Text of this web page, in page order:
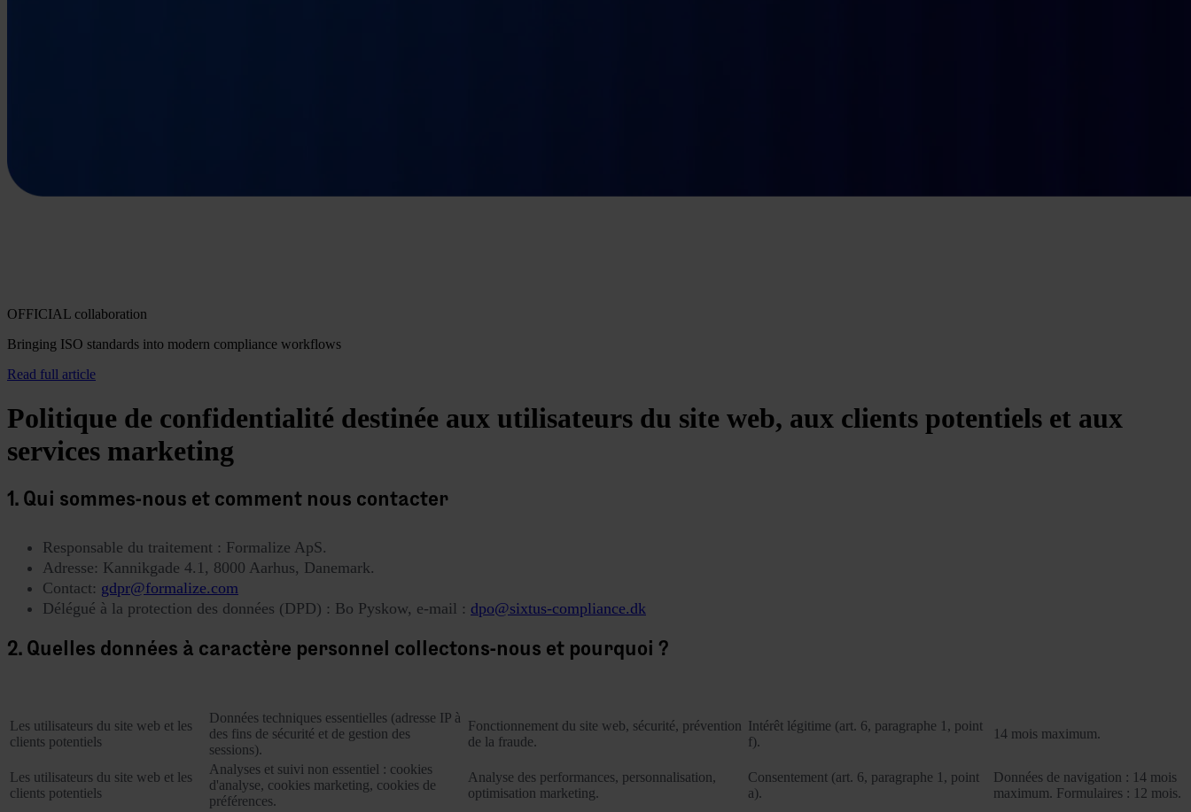
OFFICIAL collaboration
Bringing ISO standards into modern compliance workflows
Read full article
Politique de confidentialité destinée aux utilisateurs du site web, aux clients potentiels et aux
services marketing
1. Qui sommes-nous et comment nous contacter
Responsable du traitement : Formalize ApS.
Adresse: Kannikgade 4.1, 8000 Aarhus, Danemark.
Contact: gdpr@formalize.com
Délégué à la protection des données (DPD) : Bo Pyskow, e-mail : dpo@sixtus-compliance.dk
2. Quelles données à caractère personnel collectons-nous et pourquoi ?
Les utilisateurs du site web et les
clients potentiels
Données techniques essentielles (adresse IP à
des fins de sécurité et de gestion des
sessions).
Fonctionnement du site web, sécurité, prévention
de la fraude.
Intérêt légitime (art. 6, paragraphe 1, point
f).
14 mois maximum.
Les utilisateurs du site web et les
clients potentiels
Analyses et suivi non essentiel : cookies
d'analyse, cookies marketing, cookies de
préférences.
Analyse des performances, personnalisation,
optimisation marketing.
Consentement (art. 6, paragraphe 1, point
a).
Données de navigation : 14 mois
maximum. Formulaires : 12 mois.